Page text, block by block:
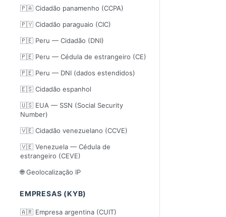
🇵🇦 Cidadão panamenho (CCPA)
🇵🇾 Cidadão paraguaio (CIC)
🇵🇪 Peru — Cidadão (DNI)
🇵🇪 Peru — Cédula de estrangeiro (CE)
🇵🇪 Peru — DNI (dados estendidos)
🇪🇸 Cidadão espanhol
🇺🇸 EUA — SSN (Social Security
Number)
🇻🇪 Cidadão venezuelano (CCVE)
🇻🇪 Venezuela — Cédula de
estrangeiro (CEVE)
🌐 Geolocalização IP
EMPRESAS (KYB)
🇦🇷 Empresa argentina (CUIT)